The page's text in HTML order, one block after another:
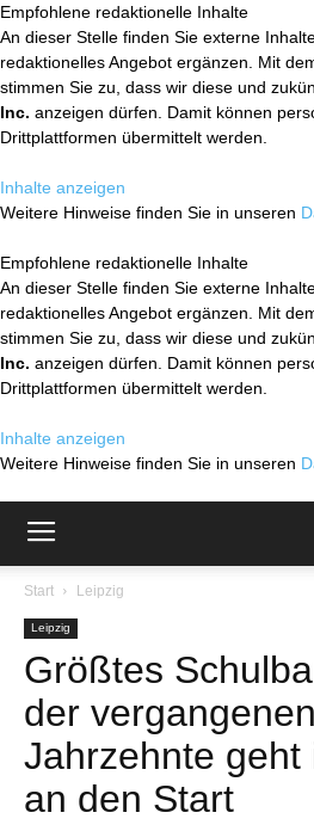
Empfohlene redaktionelle Inhalte
An dieser Stelle finden Sie externe
redaktionelles Angebot ergänzen. Mit
stimmen Sie zu, dass wir diese und
Inc. anzeigen dürfen. Damit können
Drittplattformen übermittelt werden.
Inhalte anzeigen
Weitere Hinweise finden Sie in unseren
Empfohlene redaktionelle Inhalte
An dieser Stelle finden Sie externe
redaktionelles Angebot ergänzen. Mit
stimmen Sie zu, dass wir diese und
Inc. anzeigen dürfen. Damit können
Drittplattformen übermittelt werden.
Inhalte anzeigen
Weitere Hinweise finden Sie in unseren
Start Leipzig
Leipzig
Größtes
der vergangenen
Jahrzehnte geht
an den Start